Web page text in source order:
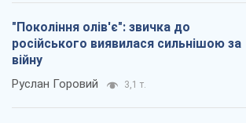
"Покоління олів'є": звичка до
російського виявилася сильнішою за
війну
Руслан Горовий 3,1 т.